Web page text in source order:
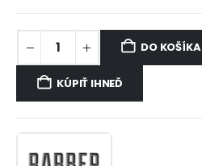
DO KOŠÍKA
KÚPIŤ IHNEĎ